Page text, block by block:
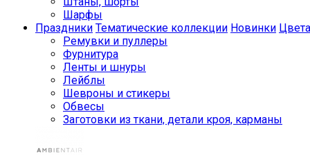
Шарфы
Праздники Тематические коллекции Новинки Цвета
Ремувки и пуллеры
Фурнитура
Ленты и шнуры
Лейблы
Шевроны и стикеры
Обвесы
Заготовки из ткани, детали кроя, карманы